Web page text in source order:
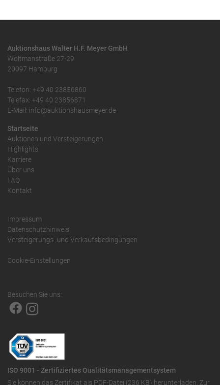
Auktionshaus Walter H.F. Meyer GmbH
Woltmanstraße 27-29
20097 Hamburg
Telefon: +49 40 23856860
Telefax: +49 40 23856871
E-Mail: info@auktionshausmeyer.de
Startseite
Auktionen und Versteigerungen
Highlights
Karriere
Über uns
FAQ
Kontakt
Impressum
Datenschutzhinweis
Versteigerungs- und Verkaufsbedingungen
Cookie-Einstellungen
Besuchen Sie uns:
ISO 9001 - Zertifiziertes Qualitätsmanagementsystem
Sie können das Zertifikat als PDF-Datei (236 KB) herunterladen. Zur